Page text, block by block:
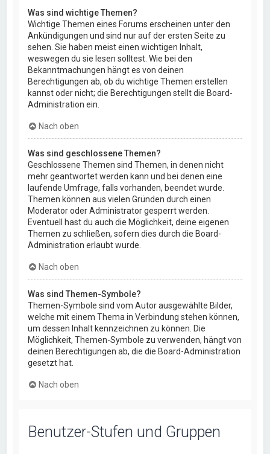
Was sind wichtige Themen?
Wichtige Themen eines Forums erscheinen unter den
Ankündigungen und sind nur auf der ersten Seite zu
sehen. Sie haben meist einen wichtigen Inhalt,
weswegen du sie lesen solltest. Wie bei den
Bekanntmachungen hängt es von deinen
Berechtigungen ab, ob du wichtige Themen erstellen
kannst oder nicht; die Berechtigungen stellt die Board-
Administration ein.
Nach oben
Was sind geschlossene Themen?
Geschlossene Themen sind Themen, in denen nicht
mehr geantwortet werden kann und bei denen eine
laufende Umfrage, falls vorhanden, beendet wurde.
Themen können aus vielen Gründen durch einen
Moderator oder Administrator gesperrt werden.
Eventuell hast du auch die Möglichkeit, deine eigenen
Themen zu schließen, sofern dies durch die Board-
Administration erlaubt wurde.
Nach oben
Was sind Themen-Symbole?
Themen-Symbole sind vom Autor ausgewählte Bilder,
welche mit einem Thema in Verbindung stehen können,
um dessen Inhalt kennzeichnen zu können. Die
Möglichkeit, Themen-Symbole zu verwenden, hängt von
deinen Berechtigungen ab, die die Board-Administration
gesetzt hat.
Nach oben
Benutzer-Stufen und Gruppen